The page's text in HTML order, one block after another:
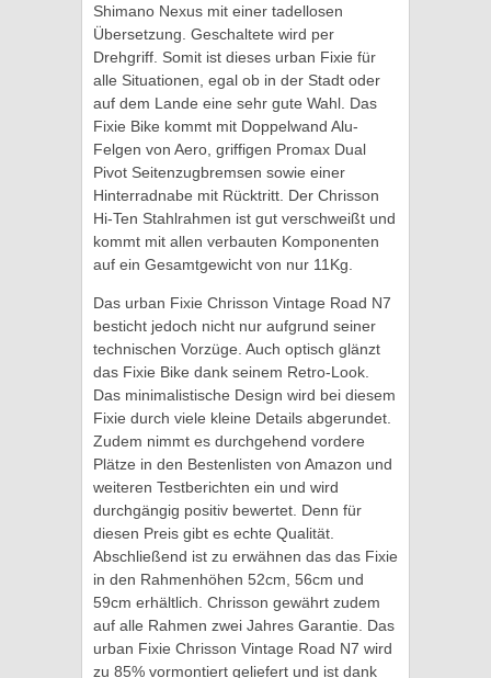
Shimano Nexus mit einer tadellosen
Übersetzung. Geschaltete wird per
Drehgriff. Somit ist dieses urban Fixie für
alle Situationen, egal ob in der Stadt oder
auf dem Lande eine sehr gute Wahl. Das
Fixie Bike kommt mit Doppelwand Alu-
Felgen von Aero, griffigen Promax Dual
Pivot Seitenzugbremsen sowie einer
Hinterradnabe mit Rücktritt. Der Chrisson
Hi-Ten Stahlrahmen ist gut verschweißt und
kommt mit allen verbauten Komponenten
auf ein Gesamtgewicht von nur 11Kg.
Das urban Fixie Chrisson Vintage Road N7
besticht jedoch nicht nur aufgrund seiner
technischen Vorzüge. Auch optisch glänzt
das Fixie Bike dank seinem Retro-Look.
Das minimalistische Design wird bei diesem
Fixie durch viele kleine Details abgerundet.
Zudem nimmt es durchgehend vordere
Plätze in den Bestenlisten von Amazon und
weiteren Testberichten ein und wird
durchgängig positiv bewertet. Denn für
diesen Preis gibt es echte Qualität.
Abschließend ist zu erwähnen das das Fixie
in den Rahmenhöhen 52cm, 56cm und
59cm erhältlich. Chrisson gewährt zudem
auf alle Rahmen zwei Jahres Garantie. Das
urban Fixie Chrisson Vintage Road N7 wird
zu 85% vormontiert geliefert und ist dank